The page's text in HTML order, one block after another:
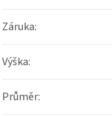
Záruka:
Výška:
Průměr: